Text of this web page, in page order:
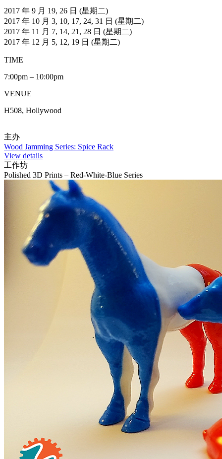
2017 年 9 月 19, 26 日 (星期二)
2017 年 10 月 3, 10, 17, 24, 31 日 (星期二)
2017 年 11 月 7, 14, 21, 28 日 (星期二)
2017 年 12 月 5, 12, 19 日 (星期二)
TIME
7:00pm – 10:00pm
VENUE
H508, Hollywood
主办
Wood Jamming Series: Spice Rack
View details
工作坊
Polished 3D Prints – Red-White-Blue Series